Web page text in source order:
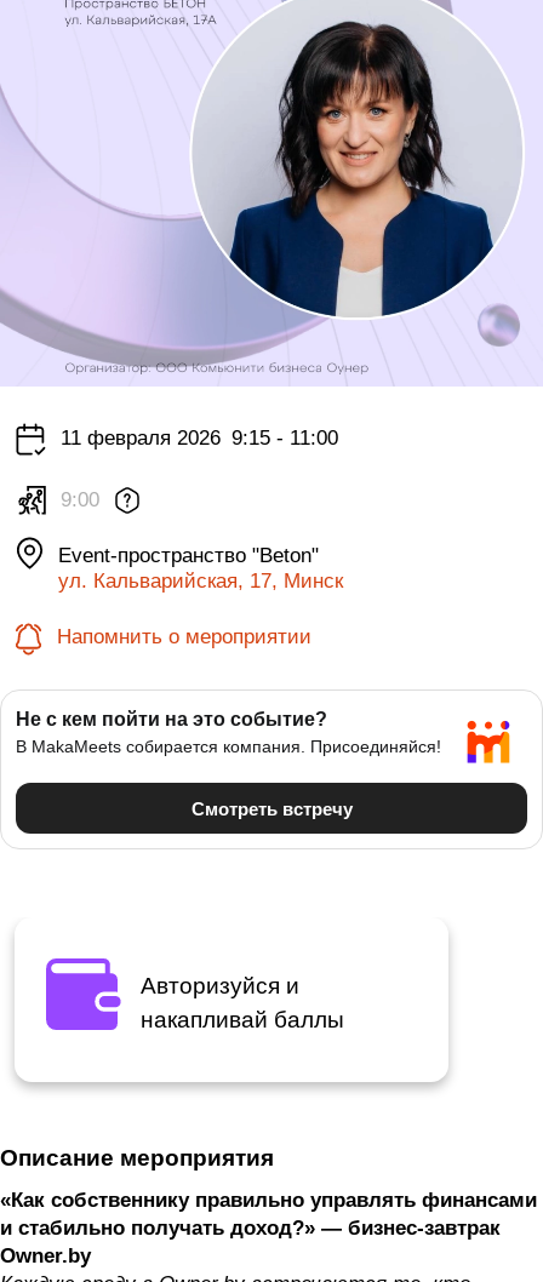
11 февраля 2026 9:15 - 11:00
9:00
Event-пространство "Beton"
ул. Кальварийская, 17, Минск
Напомнить о мероприятии
Авторизуйся и
накапливай баллы
Описание мероприятия
«Как собственнику правильно управлять финансами
и стабильно получать доход?» — бизнес-завтрак
Owner.by